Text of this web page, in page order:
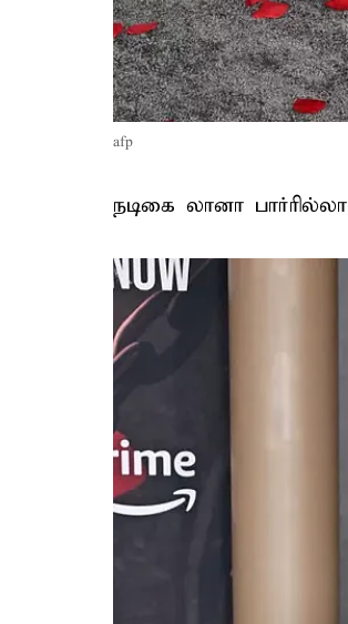
afp
நடிகை லானா பார்ரில்லா